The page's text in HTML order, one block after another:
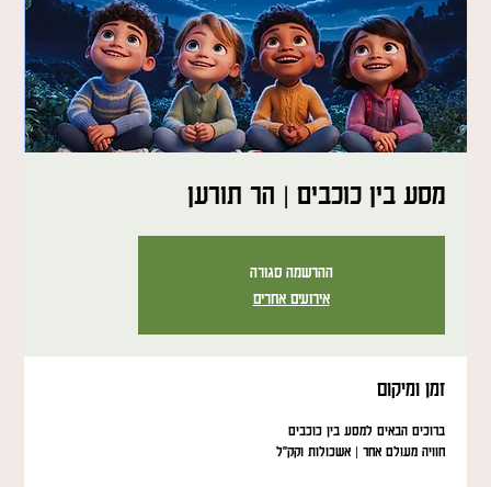
מסע בין כוכבים | הר תורען
ההרשמה סגורה
אירועים אחרים
זמן ומיקום
ברוכים הבאים למסע בין כוכבים
חוויה מעולם אחר | אשכולות וקק"ל